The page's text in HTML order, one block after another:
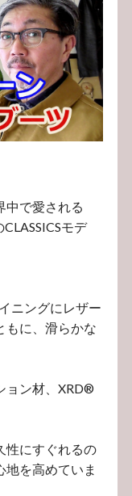
中で愛される
モデ
ニングにレザー
もに、滑らかな
ョン材、XRD®
性にすぐれるの
を高めていま